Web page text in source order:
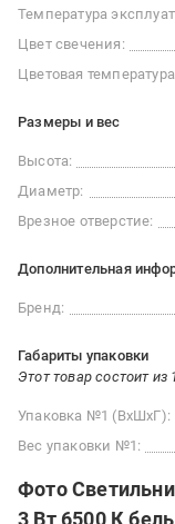
Температура
Цвет свечения:
Цветовая
Размеры и вес
Высота:
Диаметр:
Врезное отверстие:
Дополнительная
Бренд:
Габариты упаковки
Этот товар состоит из
Упаковка №1 (ВхШхГ):
Вес упаковки №1:
Фото
3 Вт 6500 К